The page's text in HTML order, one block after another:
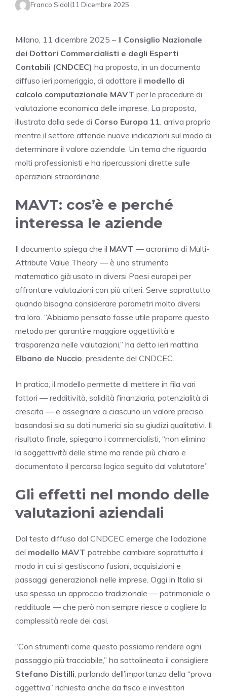
Franco Sidoli 11 Dicembre 2025
Milano, 11 dicembre 2025 – Il Consiglio Nazionale
dei Dottori Commercialisti e degli Esperti
Contabili (CNDCEC) ha proposto, in un documento
diffuso ieri pomeriggio, di adottare il modello di
calcolo computazionale MAVT per le procedure di
valutazione economica delle imprese. La proposta,
illustrata dalla sede di Corso Europa 11 , arriva proprio
mentre il settore attende nuove indicazioni sul modo di
determinare il valore aziendale. Un tema che riguarda
molti professionisti e ha ripercussioni dirette sulle
operazioni straordinarie.
MAVT: cos’è e perché
interessa le aziende
Il documento spiega che il MAVT — acronimo di Multi-
Attribute Value Theory — è uno strumento
matematico già usato in diversi Paesi europei per
affrontare valutazioni con più criteri. Serve soprattutto
quando bisogna considerare parametri molto diversi
tra loro. “Abbiamo pensato fosse utile proporre questo
metodo per garantire maggiore oggettività e
trasparenza nelle valutazioni,” ha detto ieri mattina
Elbano de Nuccio , presidente del CNDCEC.
In pratica, il modello permette di mettere in fila vari
fattori — redditività, solidità finanziaria, potenzialità di
crescita — e assegnare a ciascuno un valore preciso,
basandosi sia su dati numerici sia su giudizi qualitativi. Il
risultato finale, spiegano i commercialisti, “non elimina
la soggettività delle stime ma rende più chiaro e
documentato il percorso logico seguito dal valutatore”.
Gli effetti nel mondo delle
valutazioni aziendali
Dal testo diffuso dal CNDCEC emerge che l’adozione
del modello MAVT potrebbe cambiare soprattutto il
modo in cui si gestiscono fusioni, acquisizioni e
passaggi generazionali nelle imprese. Oggi in Italia si
usa spesso un approccio tradizionale — patrimoniale o
reddituale — che però non sempre riesce a cogliere la
complessità reale dei casi.
“Con strumenti come questo possiamo rendere ogni
passaggio più tracciabile,” ha sottolineato il consigliere
Stefano Distilli , parlando dell’importanza della “prova
oggettiva” richiesta anche da fisco e investitori